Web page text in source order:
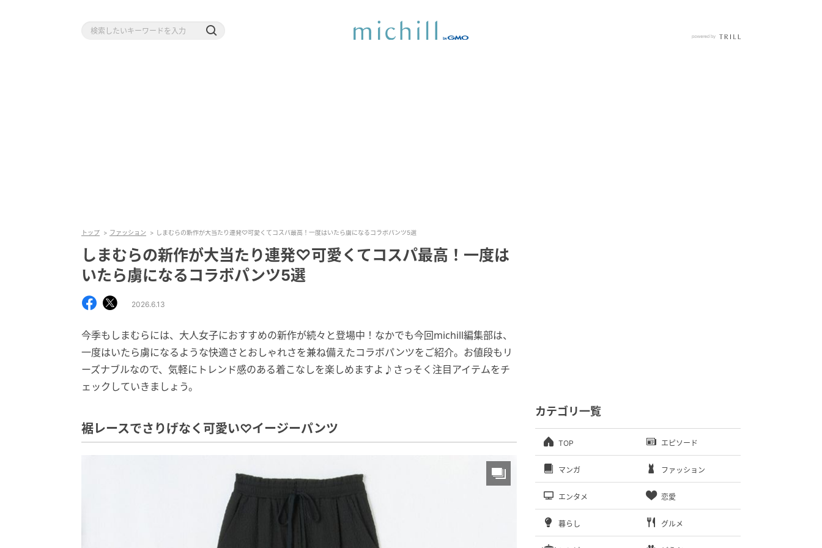
トップ ファッション しまむらの新作が大当たり連発♡可愛くてコスパ最高！一度はいたら虜になるコラボパンツ5選
しまむらの新作が大当たり連発♡可愛くてコスパ最高！一度は
いたら虜になるコラボパンツ5選
2026.6.13
今季もしまむらには、大人女子におすすめの新作が続々と登場中！なかでも今回michill編集部は、
一度はいたら虜になるような快適さとおしゃれさを兼ね備えたコラボパンツをご紹介。お値段もリ
ーズナブルなので、気軽にトレンド感のある着こなしを楽しめますよ♪さっそく注目アイテムをチ
ェックしていきましょう。
裾レースでさりげなく可愛い♡イージーパンツ
カテゴリ一覧
TOP エピソード
マンガ ファッション
エンタメ 恋愛
暮らし グルメ